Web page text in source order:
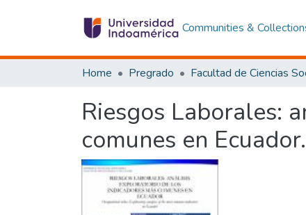
Communities &
Home Pregrado
Riesgos Laborales:
comunes en Ecuador.